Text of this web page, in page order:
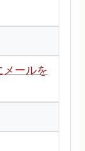
メールを